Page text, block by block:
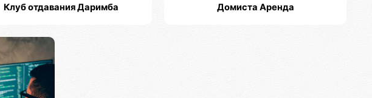
Клуб отдавания Даримба Домиста Аренда